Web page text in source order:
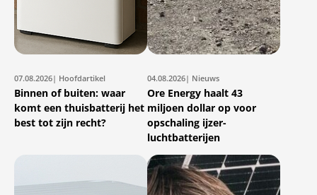
07.08.2026| Hoofdartikel
Binnen of buiten: waar
komt een thuisbatterij het
best tot zijn recht?
04.08.2026| Nieuws
Ore Energy haalt 43
miljoen dollar op voor
opschaling ijzer-
luchtbatterijen